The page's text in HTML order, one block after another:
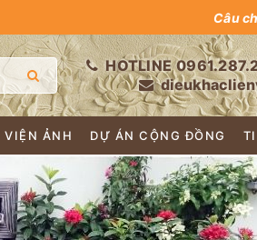
Câu
HOTLINE
VIỆN ẢNH DỰ ÁN CỘNG ĐỒNG